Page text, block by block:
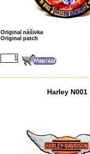
Original nášivka
Original patch
Harley N001